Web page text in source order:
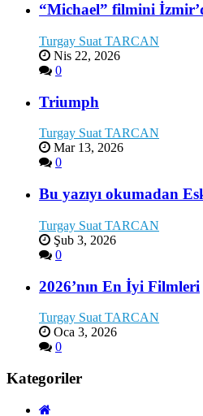
“Michael” filmini
Turgay Suat TARCAN
Nis 22, 2026
0
Triumph
Turgay Suat TARCAN
Mar 13, 2026
0
Bu yazıyı okumadan
Turgay Suat TARCAN
Şub 3, 2026
0
2026’nın En İyi Filmleri
Turgay Suat TARCAN
Oca 3, 2026
0
Kategoriler